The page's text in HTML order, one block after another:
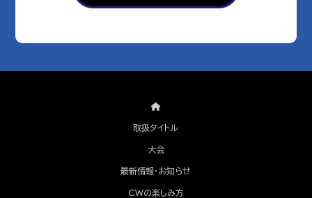
取扱タイトル
大会
最新情報・お知らせ
CWの楽しみ方